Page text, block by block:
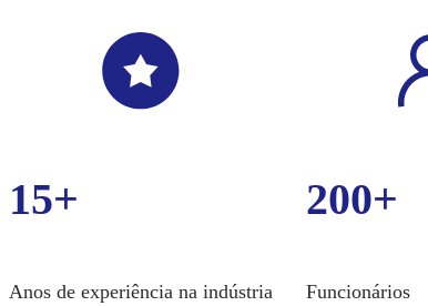
15+
Anos de experiência na indústria
200+
Funcionários